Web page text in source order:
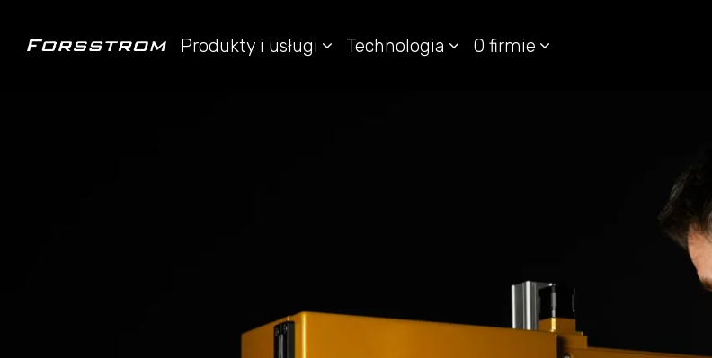
Produkty i usługi Technologia O firmie